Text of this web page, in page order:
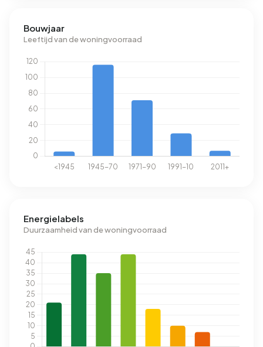
Bouwjaar
Leeftijd van de woningvoorraad
Energielabels
Duurzaamheid van de woningvoorraad